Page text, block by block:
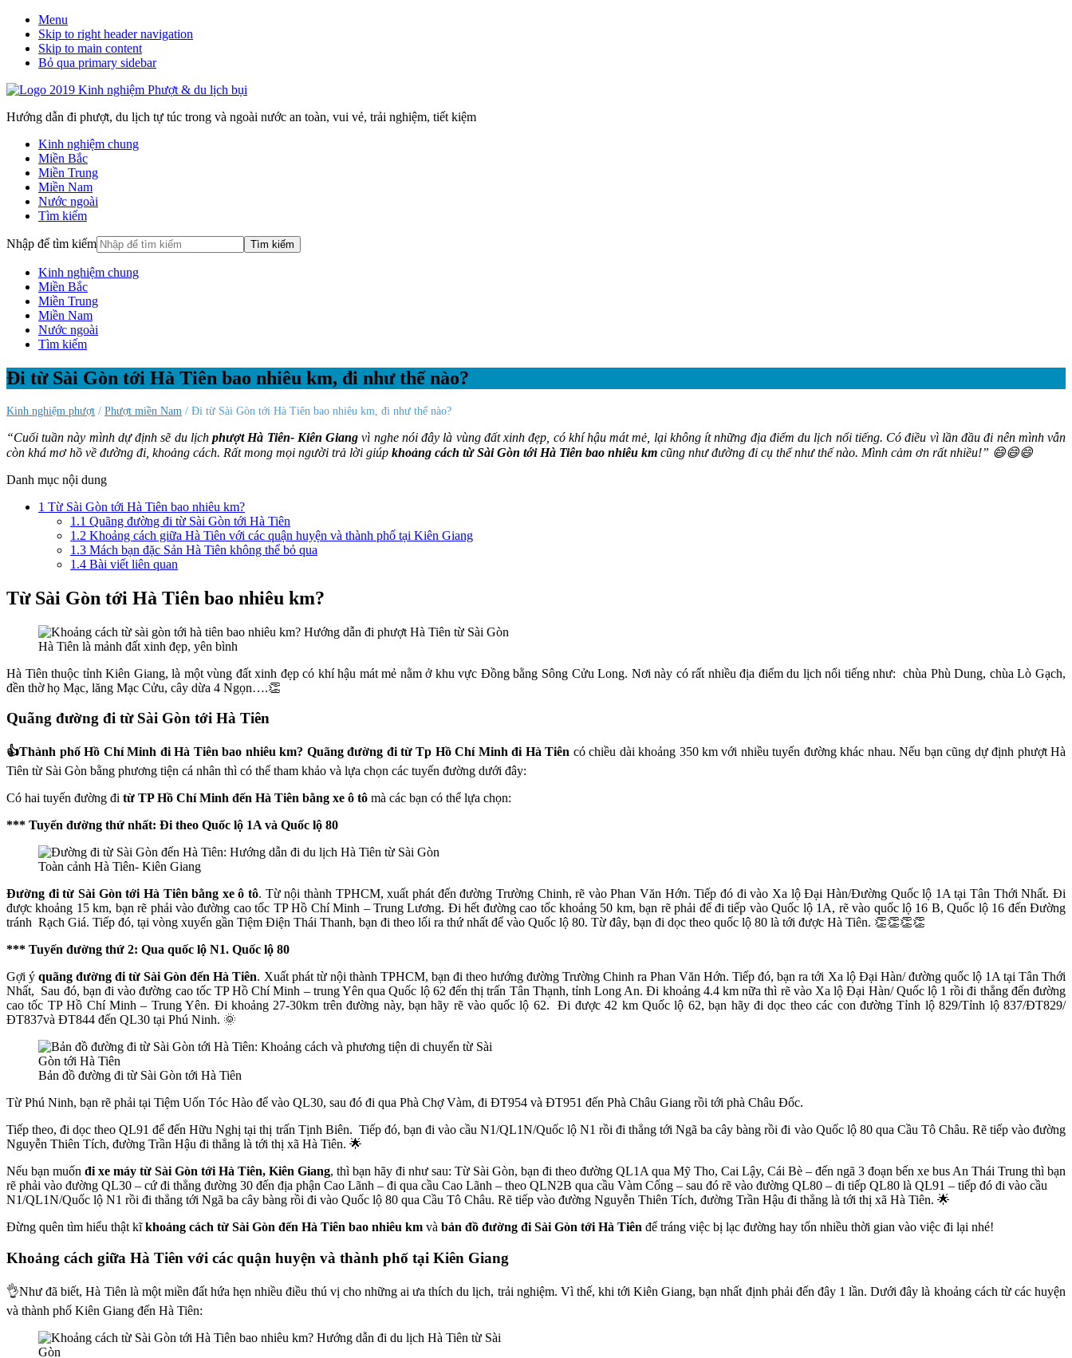
Menu
Skip to right header navigation
Skip to main content
Bỏ qua primary sidebar
Hướng dẫn đi phượt, du lịch tự túc trong và ngoài nước an toàn, vui vẻ, trải nghiệm, tiết kiệm
Kinh nghiệm chung
Miền Bắc
Miền Trung
Miền Nam
Nước ngoài
Tìm kiếm
Nhập để tìm kiếm
Kinh nghiệm chung
Miền Bắc
Miền Trung
Miền Nam
Nước ngoài
Tìm kiếm
Đi từ Sài Gòn tới Hà Tiên bao nhiêu km, đi như thế nào?
Kinh nghiệm phượt / Phượt miền Nam / Đi từ Sài Gòn tới Hà Tiên bao nhiêu km, đi như thế nào?
“Cuối tuần này mình dự định sẽ du lịchphượt Hà Tiên- Kiên Giang vì nghe nói đây là vùng đất xinh đẹp, có khí hậu mát mẻ, lại không ít những địa điểm du lịch nổi tiếng. Có điều vì lần đầu đi nên mình vẫn
còn khá mơ hồ về đường đi, khoảng cách. Rất mong mọi người trả lời giúp khoảng cách từ Sài Gòn tới Hà Tiên bao nhiêu km cũng như đường đi cụ thể như thế nào. Mình cảm ơn rất nhiều!” 😄😄😄
Danh mục nội dung
1 Từ Sài Gòn tới Hà Tiên bao nhiêu km?
1.1 Quãng đường đi từ Sài Gòn tới Hà Tiên
1.2 Khoảng cách giữa Hà Tiên với các quận huyện và thành phố tại Kiên Giang
1.3 Mách bạn đặc Sản Hà Tiên không thể bỏ qua
1.4 Bài viết liên quan
Từ Sài Gòn tới Hà Tiên bao nhiêu km?
Hà Tiên là mảnh đất xinh đẹp, yên bình
Hà Tiên thuộc tỉnh Kiên Giang, là một vùng đất xinh đẹp có khí hậu mát mẻ nằm ở khu vực Đồng bằng Sông Cửu Long. Nơi này có rất nhiều địa điểm du lịch nổi tiếng như: chùa Phù Dung, chùa Lò Gạch,
đền thờ họ Mạc, lăng Mạc Cửu, cây dừa 4 Ngọn….👏
Quãng đường đi từ Sài Gòn tới Hà Tiên
👍Thành phố Hồ Chí Minh đi Hà Tiên bao nhiêu km? Quãng đường đi từ Tp Hồ Chí Minh đi Hà Tiên có chiều dài khoảng 350 km với nhiều tuyến đường khác nhau. Nếu bạn cũng dự định phượt Hà
Tiên từ Sài Gòn bằng phương tiện cá nhân thì có thể tham khảo và lựa chọn các tuyến đường dưới đây:
Có hai tuyến đường đi từ TP Hồ Chí Minh đến Hà Tiên bằng xe ô tô mà các bạn có thể lựa chọn:
*** Tuyến đường thứ nhất: Đi theo Quốc lộ 1A và Quốc lộ 80
Toàn cảnh Hà Tiên- Kiên Giang
Đường đi từ Sài Gòn tới Hà Tiên bằng xe ô tô. Từ nội thành TPHCM, xuất phát đến đường Trường Chinh, rẽ vào Phan Văn Hớn. Tiếp đó đi vào Xa lộ Đại Hàn/Đường Quốc lộ 1A tại Tân Thới Nhất. Đi
được khoảng 15 km, bạn rẽ phải vào đường cao tốc TP Hồ Chí Minh – Trung Lương. Đi hết đường cao tốc khoảng 50 km, bạn rẽ phải để đi tiếp vào Quốc lộ 1A, rẽ vào quốc lộ 16 B, Quốc lộ 16 đến Đường
tránh Rạch Giá. Tiếp đó, tại vòng xuyến gần Tiệm Điện Thái Thanh, bạn đi theo lối ra thứ nhất để vào Quốc lộ 80. Từ đây, bạn đi dọc theo quốc lộ 80 là tới được Hà Tiên. 👏👏👏👏
*** Tuyến đường thứ 2: Qua quốc lộ N1. Quốc lộ 80
Gợi ýquãng đường đi từ Sài Gòn đến Hà Tiên. Xuất phát từ nội thành TPHCM, bạn đi theo hướng đường Trường Chinh ra Phan Văn Hớn. Tiếp đó, bạn ra tới Xa lộ Đại Hàn/ đường quốc lộ 1A tại Tân Thới
Nhất, Sau đó, bạn đi vào đường cao tốc TP Hồ Chí Minh – trung Yên qua Quốc lộ 62 đến thị trấn Tân Thạnh, tỉnh Long An. Đi khoảng 4.4 km nữa thì rẽ vào Xa lộ Đại Hàn/ Quốc lộ 1 rồi đi thẳng đến đường
cao tốc TP Hồ Chí Minh – Trung Yên. Đi khoảng 27-30km trên đường này, bạn hãy rẽ vào quốc lộ 62. Đi được 42 km Quốc lộ 62, bạn hãy đi dọc theo các con đường Tỉnh lộ 829/Tỉnh lộ 837/ĐT829/
ĐT837và ĐT844 đến QL30 tại Phú Ninh. 🌞
Bản đồ đường đi từ Sài Gòn tới Hà Tiên
Từ Phú Ninh, bạn rẽ phải tại Tiệm Uốn Tóc Hào để vào QL30, sau đó đi qua Phà Chợ Vàm, đi ĐT954 và ĐT951 đến Phà Châu Giang rồi tới phà Châu Đốc.
Tiếp theo, đi dọc theo QL91 để đến Hữu Nghị tại thị trấn Tịnh Biên. Tiếp đó, bạn đi vào cầu N1/QL1N/Quốc lộ N1 rồi đi thẳng tới Ngã ba cây bàng rồi đi vào Quốc lộ 80 qua Cầu Tô Châu. Rẽ tiếp vào đường
Nguyễn Thiên Tích, đường Trần Hậu đi thẳng là tới thị xã Hà Tiên. 🌟
Nếu bạn muốn đi xe máy từ Sài Gòn tới Hà Tiên, Kiên Giang, thì bạn hãy đi như sau: Từ Sài Gòn, bạn đi theo đường QL1A qua Mỹ Tho, Cai Lậy, Cái Bè – đến ngã 3 đoạn bến xe bus An Thái Trung thì bạn
rẽ phải vào đường QL30 – cứ đi thẳng đường 30 đến địa phận Cao Lãnh – đi qua cầu Cao Lãnh – theo QLN2B qua cầu Vàm Cống – sau đó rẽ vào đường QL80 – đi tiếp QL80 là QL91 – tiếp đó đi vào cầu
N1/QL1N/Quốc lộ N1 rồi đi thẳng tới Ngã ba cây bàng rồi đi vào Quốc lộ 80 qua Cầu Tô Châu. Rẽ tiếp vào đường Nguyễn Thiên Tích, đường Trần Hậu đi thẳng là tới thị xã Hà Tiên. 🌟
Đừng quên tìm hiểu thật kĩkhoảng cách từ Sài Gòn đến Hà Tiên bao nhiêu km và bản đồ đường đi Sài Gòn tới Hà Tiên để tráng việc bị lạc đường hay tốn nhiều thời gian vào việc đi lại nhé!
Khoảng cách giữa Hà Tiên với các quận huyện và thành phố tại Kiên Giang
👌Như đã biết, Hà Tiên là một miền đất hứa hẹn nhiều điều thú vị cho những ai ưa thích du lịch, trải nghiệm. Vì thế, khi tới Kiên Giang, bạn nhất định phải đến đây 1 lần. Dưới đây là khoảng cách từ các huyện
và thành phố Kiên Giang đến Hà Tiên: